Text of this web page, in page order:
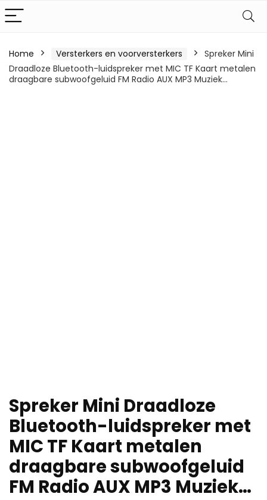
Home Versterkers en voorversterkers
Spreker Mini
Draadloze Bluetooth-luidspreker met MIC TF Kaart metalen
draagbare subwoofgeluid FM Radio AUX MP3 Muziek…
Spreker Mini Draadloze
Bluetooth-luidspreker met
MIC TF Kaart metalen
draagbare subwoofgeluid
FM Radio AUX MP3 Muziek…